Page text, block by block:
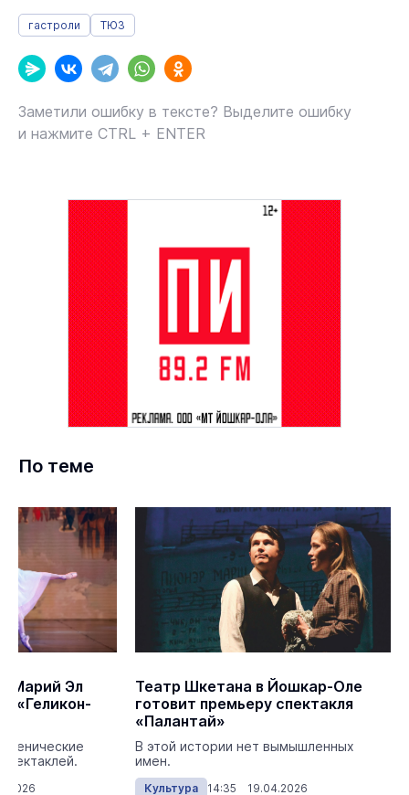
гастроли ТЮЗ
Заметили ошибку в тексте? Выделите ошибку
и нажмите CTRL + ENTER
По теме
Марий Эл
«Геликон-
Театр Шкетана в Йошкар-Оле
готовит премьеру спектакля
«Палантай»
В этой истории нет вымышленных
имен.
Культура 14:35 19.04.2026